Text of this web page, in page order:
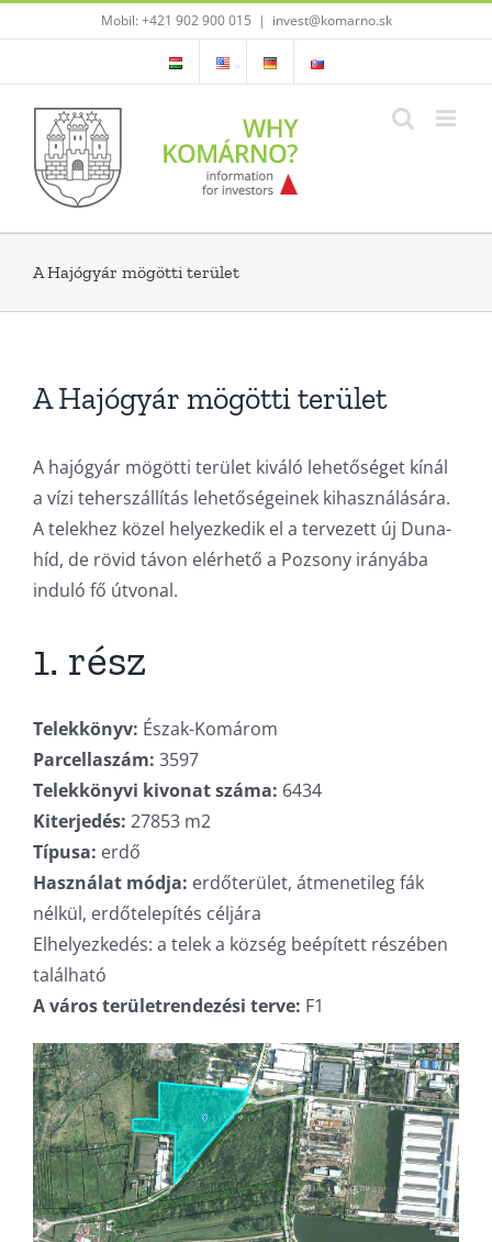
to
Mobil: +421 902 900 015 | invest@komarno.sk
A Hajógyár mögötti terület
A Hajógyár mögötti terület
A hajógyár mögötti terület kiváló lehetőséget kínál
a vízi teherszállítás lehetőségeinek kihasználására.
A telekhez közel helyezkedik el a tervezett új Duna-
híd, de rövid távon elérhető a Pozsony irányába
induló fő útvonal.
1. rész
Telekkönyv: Észak-Komárom
Parcellaszám: 3597
Telekkönyvi kivonat száma: 6434
Kiterjedés: 27853 m2
Típusa: erdő
Használat módja: erdőterület, átmenetileg fák
nélkül, erdőtelepítés céljára
Elhelyezkedés: a telek a község beépített részében
található
A város területrendezési terve: F1